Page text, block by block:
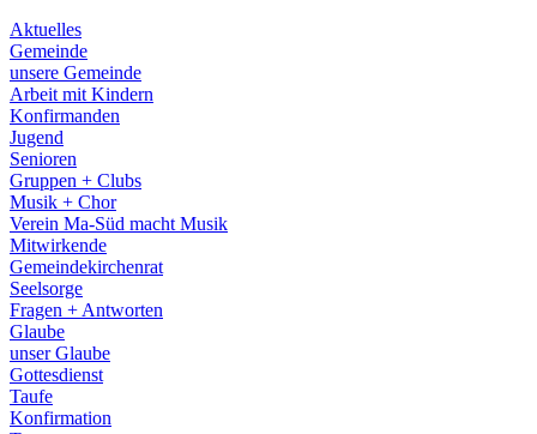
Aktuelles
Gemeinde
unsere Gemeinde
Arbeit mit Kindern
Konfirmanden
Jugend
Senioren
Gruppen + Clubs
Musik + Chor
Verein Ma-Süd macht Musik
Mitwirkende
Gemeindekirchenrat
Seelsorge
Fragen + Antworten
Glaube
unser Glaube
Gottesdienst
Taufe
Konfirmation